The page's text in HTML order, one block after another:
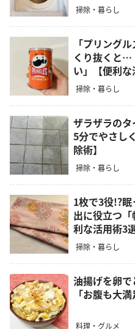
掃除・暮らし
「プリング
くり抜くと…
い」【便利な
掃除・暮らし
ザラザラの
5分でやさし
除術】
掃除・暮らし
1枚で3役!?
出に役立つ
利な活用術3選
掃除・暮らし
油揚げを卵で
「お腹も大
料理・グルメ